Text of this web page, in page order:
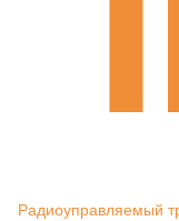
Радиоуправляемый